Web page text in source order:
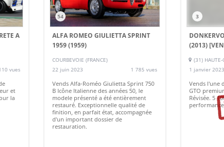
A
vues
et
la
54
ALFA ROMEO GIULIETTA SPRINT
1959 (1959)
COURBEVOIE (FRANCE)
22 juin 2023
1 785 vues
Vends Alfa-Roméo Giulietta Sprint 750
B Icône Italienne des années 50, le
modele présenté a été entièrement
restauré. Exceptionnelle qualité de
finition, en parfait état, accompagnée
d'un important dossier de
restauration.
3
(2013)
(31) HAUTE-
1 janvier 2023
Vends l'une
GTO
Révisée. 5